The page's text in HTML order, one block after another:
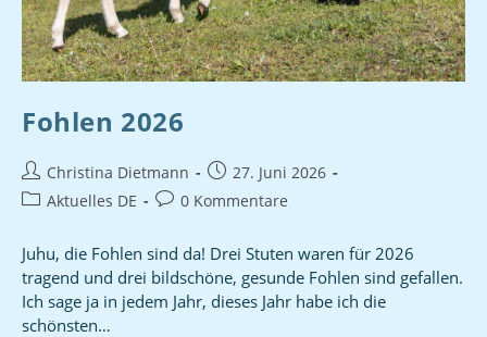
Fohlen 2026
Christina Dietmann
27. Juni 2026
Aktuelles DE
0 Kommentare
Juhu, die Fohlen sind da! Drei Stuten waren für 2026
tragend und drei bildschöne, gesunde Fohlen sind gefallen.
Ich sage ja in jedem Jahr, dieses Jahr habe ich die
schönsten…